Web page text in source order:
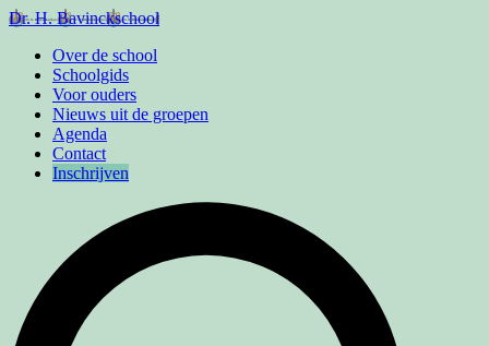
Dr. H. Bavinckschool
Over de school
Schoolgids
Voor ouders
Nieuws uit de groepen
Agenda
Contact
Inschrijven